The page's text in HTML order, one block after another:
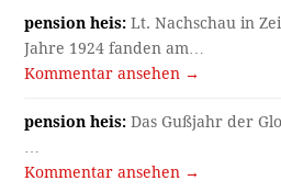
pension heis: Lt. Nachschau in
Jahre 1924 fanden am…
Kommentar ansehen →
pension heis: Das Gußjahr der
…
Kommentar ansehen →